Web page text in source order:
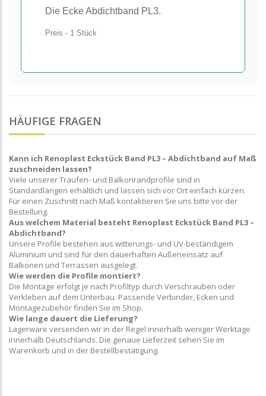
Die Ecke Abdichtband PL3.
Preis - 1 Stück
HÄUFIGE FRAGEN
Kann ich Renoplast Eckstück Band PL3 – Abdichtband auf Maß
zuschneiden lassen?
Viele unserer Traufen- und Balkonrandprofile sind in
Standardlängen erhältlich und lassen sich vor Ort einfach kürzen.
Für einen Zuschnitt nach Maß kontaktieren Sie uns bitte vor der
Bestellung.
Aus welchem Material besteht Renoplast Eckstück Band PL3 –
Abdichtband?
Unsere Profile bestehen aus witterungs- und UV-beständigem
Aluminium und sind für den dauerhaften Außeneinsatz auf
Balkonen und Terrassen ausgelegt.
Wie werden die Profile montiert?
Die Montage erfolgt je nach Profiltyp durch Verschrauben oder
Verkleben auf dem Unterbau. Passende Verbinder, Ecken und
Montagezubehör finden Sie im Shop.
Wie lange dauert die Lieferung?
Lagerware versenden wir in der Regel innerhalb weniger Werktage
innerhalb Deutschlands. Die genaue Lieferzeit sehen Sie im
Warenkorb und in der Bestellbestätigung.